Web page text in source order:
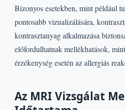
Bizonyos esetekben, mint például
pontosabb vizualizálására,
kontrasztanyag alkalmazása
előfordulhatnak mellékhatások,
érzékenység esetén az allergiás
Az MRI Vizsgálat